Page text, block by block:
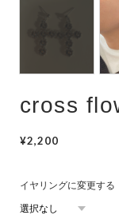
choker
cross
¥2,200
イヤリングに変更する